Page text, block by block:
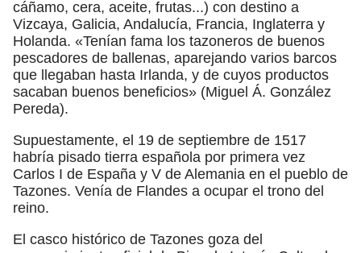
cáñamo, cera, aceite, frutas...) con destino a
Vizcaya, Galicia, Andalucía, Francia, Inglaterra y
Holanda. «Tenían fama los tazoneros de buenos
pescadores de ballenas, aparejando varios barcos
que llegaban hasta Irlanda, y de cuyos productos
sacaban buenos beneficios» (Miguel Á. González
Pereda).
Supuestamente, el 19 de septiembre de 1517
habría pisado tierra española por primera vez
Carlos I de España y V de Alemania en el pueblo de
Tazones. Venía de Flandes a ocupar el trono del
reino.
El casco histórico de Tazones goza del